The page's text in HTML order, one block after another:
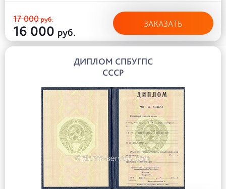
17 000руб.
16 000 руб.
ЗАКАЗАТЬ
ДИПЛОМ СПБУГПС
СССР